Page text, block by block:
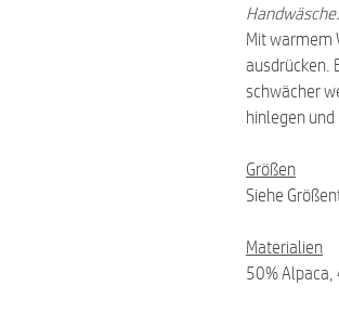
Handwäsche:
Mit warmem
ausdrücken.
schwächer
hinlegen
Größen
Siehe
Materialien
50% Alpaca,